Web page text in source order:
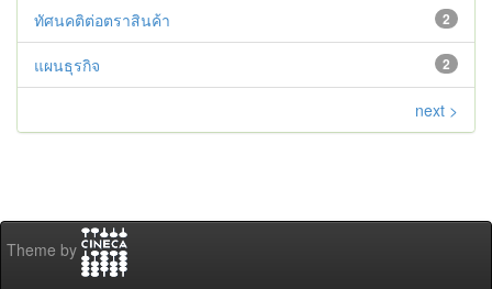
2
ทัศนคติต่อตราสินค้า
2
แผนธุรกิจ
next >
Theme by